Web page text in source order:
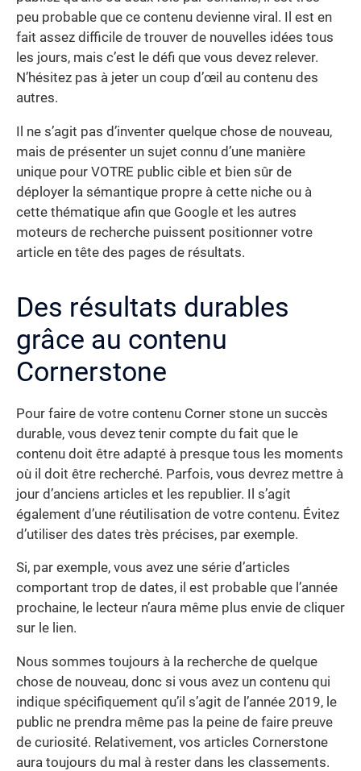
peu probable que ce contenu devienne viral. Il est en
fait assez difficile de trouver de nouvelles idées tous
les jours, mais c’est le défi que vous devez relever.
N’hésitez pas à jeter un coup d’œil au contenu des
autres.
Il ne s’agit pas d’inventer quelque chose de nouveau,
mais de présenter un sujet connu d’une manière
unique pour VOTRE public cible et bien sûr de
déployer la sémantique propre à cette niche ou à
cette thématique afin que Google et les autres
moteurs de recherche puissent positionner votre
article en tête des pages de résultats.
Des résultats durables
grâce au contenu
Cornerstone
Pour faire de votre contenu Corner stone un succès
durable, vous devez tenir compte du fait que le
contenu doit être adapté à presque tous les moments
où il doit être recherché. Parfois, vous devrez mettre à
jour d’anciens articles et les republier. Il s’agit
également d’une réutilisation de votre contenu. Évitez
d’utiliser des dates très précises, par exemple.
Si, par exemple, vous avez une série d’articles
comportant trop de dates, il est probable que l’année
prochaine, le lecteur n’aura même plus envie de cliquer
sur le lien.
Nous sommes toujours à la recherche de quelque
chose de nouveau, donc si vous avez un contenu qui
indique spécifiquement qu’il s’agit de l’année 2019, le
public ne prendra même pas la peine de faire preuve
de curiosité. Relativement, vos articles Cornerstone
aura toujours du mal à rester dans les classements.